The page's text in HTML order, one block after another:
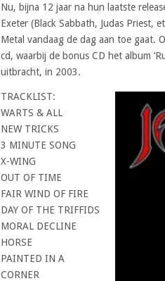
Nu, bijna 12 jaar na hun laatste
Exeter (Black Sabbath, Judas Priest,
Metal vandaag de dag aan toe gaat.
cd, waarbij de bonus CD het album
uitbracht, in 2003.
TRACKLIST:
WARTS & ALL
NEW TRICKS
3 MINUTE SONG
X-WING
OUT OF TIME
FAIR WIND OF FIRE
DAY OF THE TRIFFIDS
MORAL DECLINE
HORSE
PAINTED IN A
CORNER